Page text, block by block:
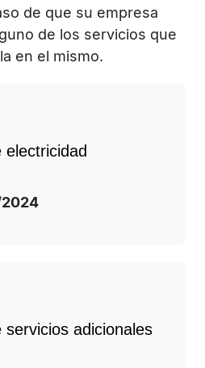
de que su empresa
de los servicios que
en el mismo.
servicios adicionales